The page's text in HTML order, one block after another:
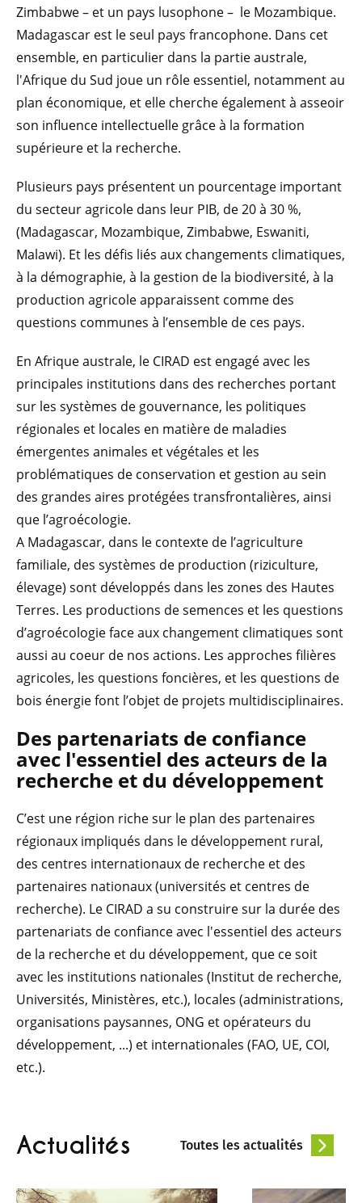
Zimbabwe – et un pays lusophone – le Mozambique.
Madagascar est le seul pays francophone. Dans cet
ensemble, en particulier dans la partie australe,
l'Afrique du Sud joue un rôle essentiel, notamment au
plan économique, et elle cherche également à asseoir
son influence intellectuelle grâce à la formation
supérieure et la recherche.
Plusieurs pays présentent un pourcentage important
du secteur agricole dans leur PIB, de 20 à 30 %,
(Madagascar, Mozambique, Zimbabwe, Eswaniti,
Malawi). Et les défis liés aux changements climatiques,
à la démographie, à la gestion de la biodiversité, à la
production agricole apparaissent comme des
questions communes à l’ensemble de ces pays.
En Afrique australe, le CIRAD est engagé avec les
principales institutions dans des recherches portant
sur les systèmes de gouvernance, les politiques
régionales et locales en matière de maladies
émergentes animales et végétales et les
problématiques de conservation et gestion au sein
des grandes aires protégées transfrontalières, ainsi
que l’agroécologie.
A Madagascar, dans le contexte de l’agriculture
familiale, des systèmes de production (riziculture,
élevage) sont développés dans les zones des Hautes
Terres. Les productions de semences et les questions
d’agroécologie face aux changement climatiques sont
aussi au coeur de nos actions. Les approches filières
agricoles, les questions foncières, et les questions de
bois énergie font l’objet de projets multidisciplinaires.
Des partenariats de confiance
avec l'essentiel des acteurs de la
recherche et du développement
C’est une région riche sur le plan des partenaires
régionaux impliqués dans le développement rural,
des centres internationaux de recherche et des
partenaires nationaux (universités et centres de
recherche). Le CIRAD a su construire sur la durée des
partenariats de confiance avec l'essentiel des acteurs
de la recherche et du développement, que ce soit
avec les institutions nationales (Institut de recherche,
Universités, Ministères, etc.), locales (administrations,
organisations paysannes, ONG et opérateurs du
développement, ...) et internationales (FAO, UE, COI,
etc.).
Actualités Toutes les actualités